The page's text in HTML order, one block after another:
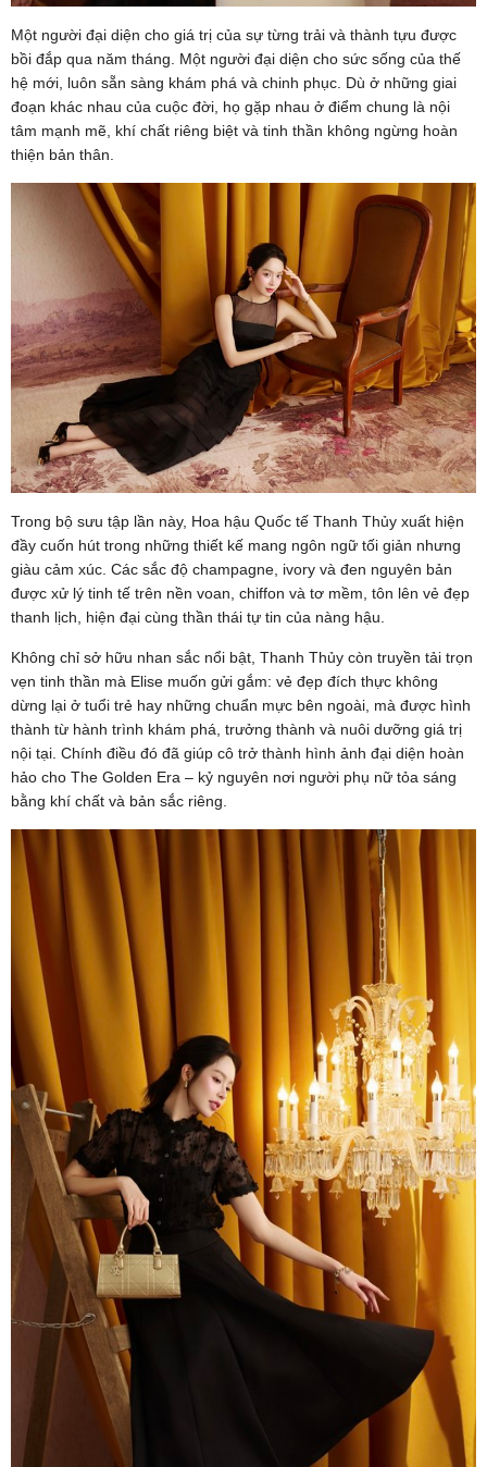
Một người đại diện cho giá trị của sự từng trải và thành tựu được
bồi đắp qua năm tháng. Một người đại diện cho sức sống của thế
hệ mới, luôn sẵn sàng khám phá và chinh phục. Dù ở những giai
đoạn khác nhau của cuộc đời, họ gặp nhau ở điểm chung là nội
tâm mạnh mẽ, khí chất riêng biệt và tinh thần không ngừng hoàn
thiện bản thân.
Trong bộ sưu tập lần này, Hoa hậu Quốc tế Thanh Thủy xuất hiện
đầy cuốn hút trong những thiết kế mang ngôn ngữ tối giản nhưng
giàu cảm xúc. Các sắc độ champagne, ivory và đen nguyên bản
được xử lý tinh tế trên nền voan, chiffon và tơ mềm, tôn lên vẻ đẹp
thanh lịch, hiện đại cùng thần thái tự tin của nàng hậu.
Không chỉ sở hữu nhan sắc nổi bật, Thanh Thủy còn truyền tải trọn
vẹn tinh thần mà Elise muốn gửi gắm: vẻ đẹp đích thực không
dừng lại ở tuổi trẻ hay những chuẩn mực bên ngoài, mà được hình
thành từ hành trình khám phá, trưởng thành và nuôi dưỡng giá trị
nội tại. Chính điều đó đã giúp cô trở thành hình ảnh đại diện hoàn
hảo cho The Golden Era – kỷ nguyên nơi người phụ nữ tỏa sáng
bằng khí chất và bản sắc riêng.